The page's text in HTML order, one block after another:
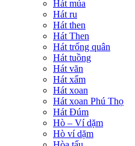
Hát múa
Hát ru
Hát then
Hát Then
Hát trống quân
Hát tuồng
Hát văn
Hát xẩm
Hát xoan
Hát xoan Phú Thọ
Hát Đúm
Hò – Ví dặm
Hò ví dặm